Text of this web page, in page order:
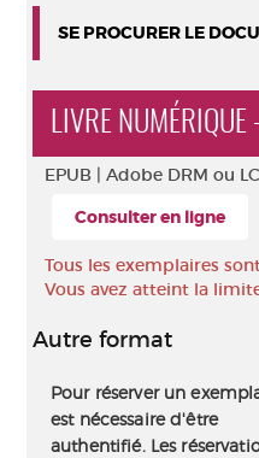
SE PROCURER LE
LIVRE
EPUB | Adobe DRM ou
Consulter en ligne
Tous les exemplaires
Vous avez atteint la
Autre format
Pour réserver un
est nécessaire d'être
authentifié. Les